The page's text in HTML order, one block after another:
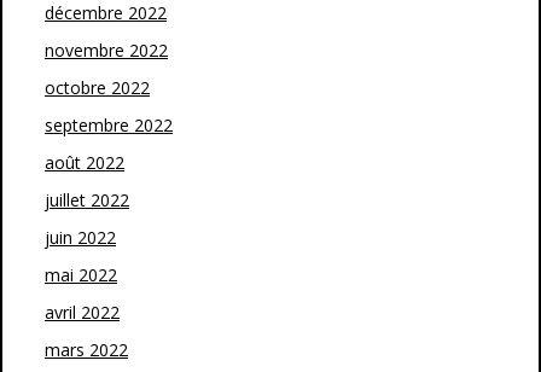
décembre 2022
novembre 2022
octobre 2022
septembre 2022
août 2022
juillet 2022
juin 2022
mai 2022
avril 2022
mars 2022